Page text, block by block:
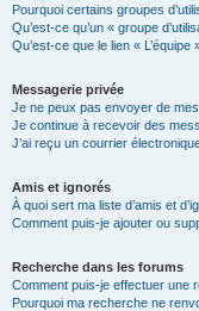
Pourquoi certains groupes
Qu’est-ce qu’un « groupe
Qu’est-ce que le lien « L’équipe
Messagerie privée
Je ne peux pas envoyer de
Je continue à recevoir des
J’ai reçu un courrier
Amis et ignorés
À quoi sert ma liste d’amis et
Comment puis-je ajouter ou
Recherche dans les forums
Comment puis-je effectuer une
Pourquoi ma recherche ne